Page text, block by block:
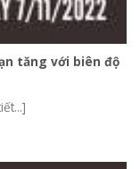
tăng với biên độ